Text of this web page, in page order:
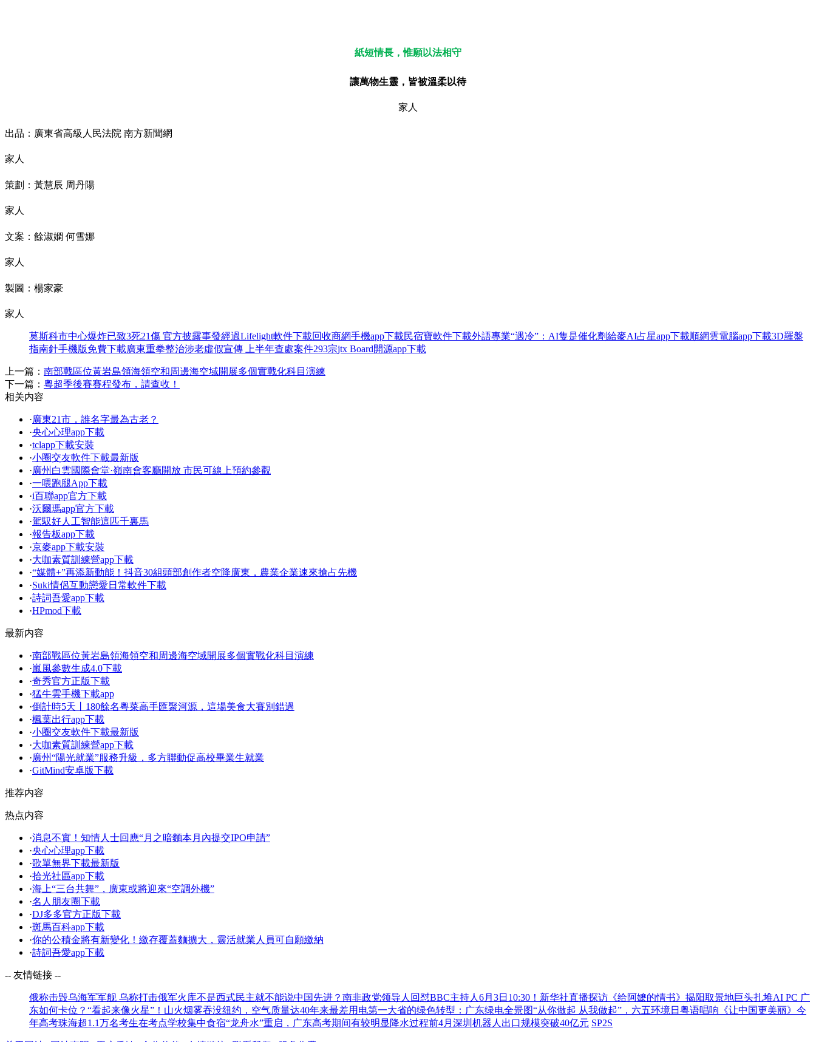
紙短情長，惟願以法相守
讓萬物生靈，皆被溫柔以待
家人
出品：廣東省高級人民法院 南方新聞網
家人
策劃：黃慧辰 周丹陽
家人
文案：餘淑嫻 何雪娜
家人
製圖：楊家豪
家人
莫斯科市中心爆炸已致3死21傷 官方披露事發經過Lifelight軟件下載回收商網手機app下載民宿寶軟件下載外語專業“遇冷”：AI隻是催化劑給麥AI占星app下載順網雲電腦app下載3D羅盤
指南針手機版免費下載廣東重拳整治涉老虛假宣傳 上半年查處案件293宗jtx Board開源app下載
上一篇： 南部戰區位黃岩島領海領空和周邊海空域開展多個實戰化科目演練
下一篇： 粵超季後賽賽程發布，請查收！
相关内容
·廣東21市，誰名字最為古老？
·央心心理app下載
·tclapp下載安裝
·小圈交友軟件下載最新版
·廣州白雲國際會堂·嶺南會客廳開放 市民可線上預約參觀
·一喂跑腿App下載
·i百聯app官方下載
·沃爾瑪app官方下載
·駕馭好人工智能這匹千裏馬
·報告板app下載
·京麥app下載安裝
·大咖素質訓練營app下載
·“媒體+”再添新動能！抖音30組頭部創作者空降廣東，農業企業速來搶占先機
·Suki情侶互動戀愛日常軟件下載
·詩詞吾愛app下載
·HPmod下載
最新内容
·南部戰區位黃岩島領海領空和周邊海空域開展多個實戰化科目演練
·嵐風參數生成4.0下載
·奇秀官方正版下載
·猛牛雲手機下載app
·倒計時5天丨180餘名粵菜高手匯聚河源，這場美食大賽別錯過
·楓葉出行app下載
·小圈交友軟件下載最新版
·大咖素質訓練營app下載
·廣州“陽光就業”服務升級，多方聯動促高校畢業生就業
·GitMind安卓版下載
推荐内容
热点内容
·消息不實！知情人士回應“月之暗麵本月內提交IPO申請”
·央心心理app下載
·歌單無界下載最新版
·拾光社區app下載
·海上“三台共舞”，廣東或將迎來“空調外機”
·名人朋友圈下載
·DJ多多官方正版下載
·斑馬百科app下載
·你的公積金將有新變化！繳存覆蓋麵擴大，靈活就業人員可自願繳納
·詩詞吾愛app下載
-- 友情链接 --
俄称击毁乌海军军舰 乌称打击俄军火库不是西式民主就不能说中国先进？南非政党领导人回怼BBC主持人 6月3日10:30！新华社直播探访《给阿嬷的情书》揭阳取景地巨头扎堆AI PC 广
东如何卡位？ “看起来像火星”！山火烟雾吞没纽约，空气质量达40年来最差用电第一大省的绿色转型：广东绿电全景图“从你做起 从我做起”，六五环境日粤语唱响《让中国更美丽》 今
年高考珠海超1.1万名考生在考点学校集中食宿“龙舟水”重启，广东高考期间有较明显降水过程前4月深圳机器人出口规模突破40亿元 SP2S